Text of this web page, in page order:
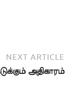
அவர்கள்…
NEXT ARTICLE
அதிகாரம்